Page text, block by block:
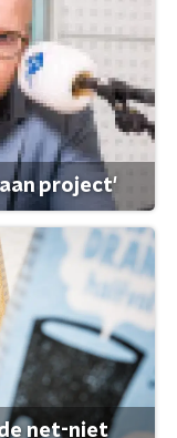
project'
net-niet